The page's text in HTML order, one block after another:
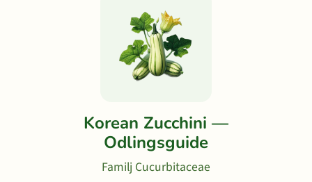
Korean Zucchini —
Odlingsguide
Familj Cucurbitaceae